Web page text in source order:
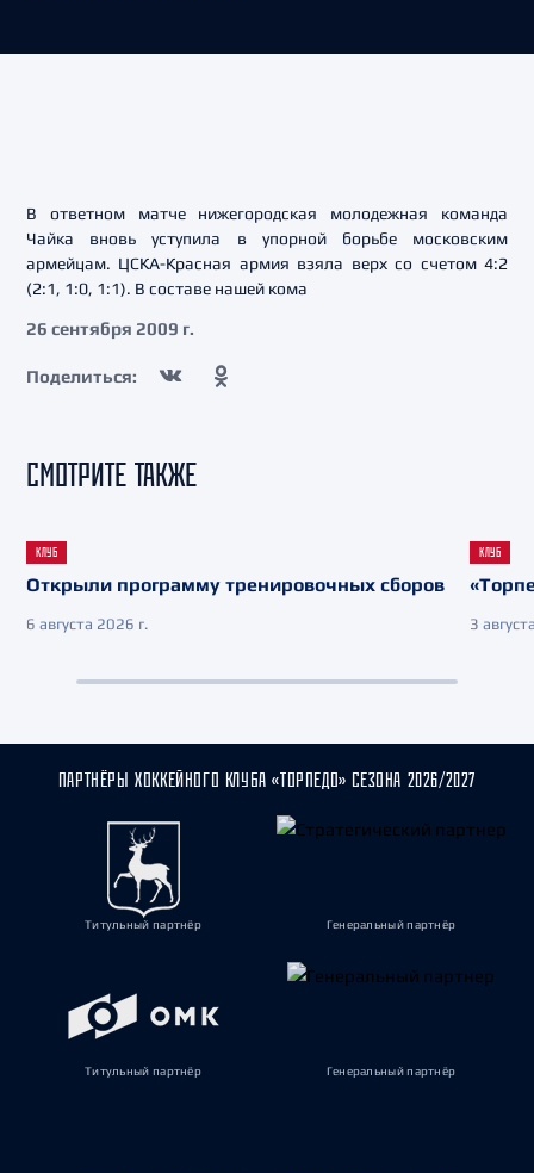
В ответном матче нижегородская молодежная команда
Чайка вновь уступила в упорной борьбе московским
армейцам. ЦСКА-Красная армия взяла верх со счетом 4:2
(2:1, 1:0, 1:1). В составе нашей кома
26 сентября 2009 г.
Поделиться:
СМОТРИТЕ ТАКЖЕ
КЛУБ
Открыли программу тренировочных сборов
6 августа 2026 г.
КЛУБ
3
ПАРТНЁРЫ ХОККЕЙНОГО КЛУБА «ТОРПЕДО» СЕЗОНА 2026/2027
Титульный партнёр Генеральный партнёр
Титульный партнёр Генеральный партнёр